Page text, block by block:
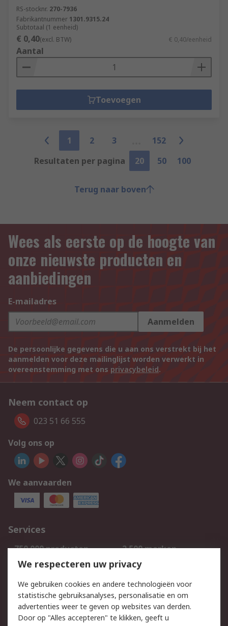
RS-stocknr. 270-7936
Fabrikantnummer 1301.9315.24
Subtotaal (1 eenheid)
€ 0,40(excl. BTW) € 0,40/eenheid
Aantal
Toevoegen
1 2 3
152
Resultaten per pagina
20 50 100
Terug naar boven
Wees als eerste op de hoogte van
onze nieuwste producten en
aanbiedingen
E-mailadres
Aanmelden
De persoonlijke gegevens die u aan ons verstrekt bij het
aanmelden voor deze mailinglijst worden verwerkt in
overeenstemming met ons privacybeleid.
Neem contact op
023 51 66 555
Volg ons op
We aanvaarden
Services
750.000 producten
2.500 merken
Bestellen
Inkoopoplossingen
Track & Trace
Wettelijk
We respecteren uw privacy
We gebruiken cookies en andere technologieën voor
statistische gebruiksanalyses, personalisatie en om
advertenties weer te geven op websites van derden.
Door op "Alles accepteren" te klikken, geeft u